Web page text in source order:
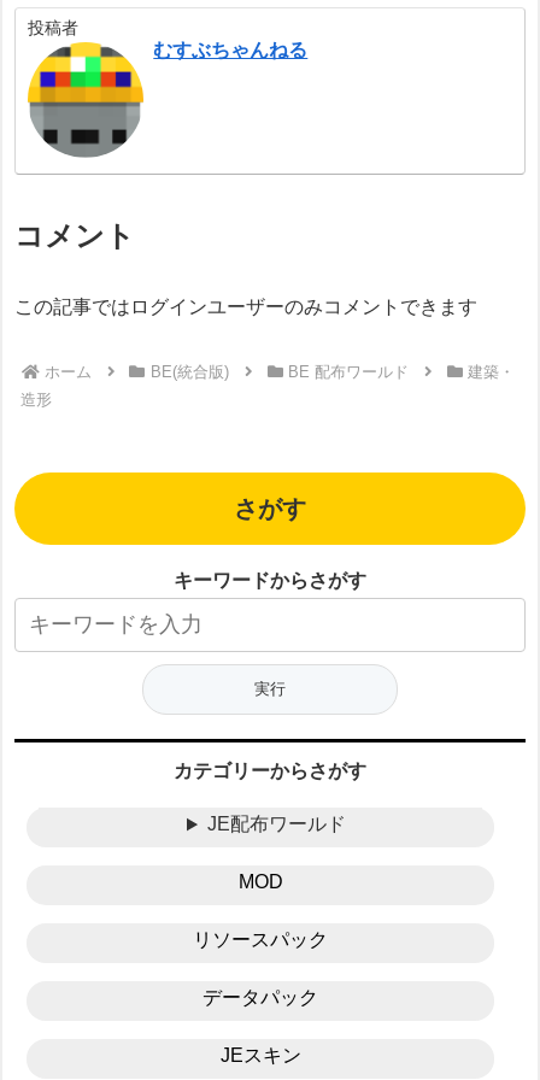
投稿者
むすぶちゃんねる
コメント
この記事ではログインユーザーのみコメントできます
ホーム BE(統合版) BE 配布ワールド
建築・
造形
さがす
キーワードからさがす
カテゴリーからさがす
JE配布ワールド
MOD
リソースパック
データパック
JEスキン